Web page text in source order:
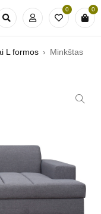
0 0
L formos › Minkštas